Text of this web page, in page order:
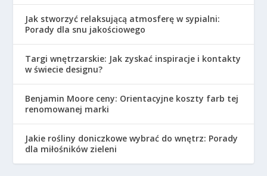
Jak stworzyć relaksującą atmosferę w sypialni:
Porady dla snu jakościowego
Targi wnętrzarskie: Jak zyskać inspiracje i kontakty
w świecie designu?
Benjamin Moore ceny: Orientacyjne koszty farb tej
renomowanej marki
Jakie rośliny doniczkowe wybrać do wnętrz: Porady
dla miłośników zieleni